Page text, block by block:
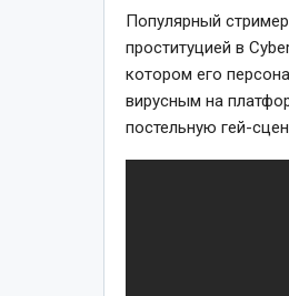
Популярный
проституцией в
котором его
вирусным на
постельную гей-